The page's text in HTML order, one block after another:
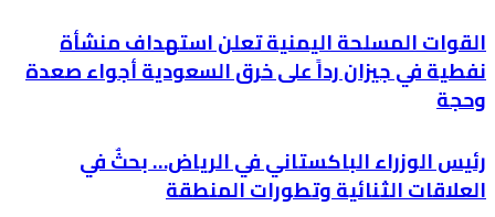
القوات المسلحة اليمنية تعلن استهداف منشأة
نفطية في جيزان رداً على خرق السعودية أجواء صعدة
وحجة
رئيس الوزراء الباكستاني في الرياض… بحثٌ في
العلاقات الثنائية وتطورات المنطقة